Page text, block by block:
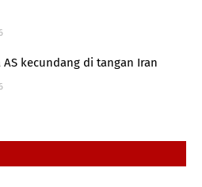
AS kecundang di tangan Iran